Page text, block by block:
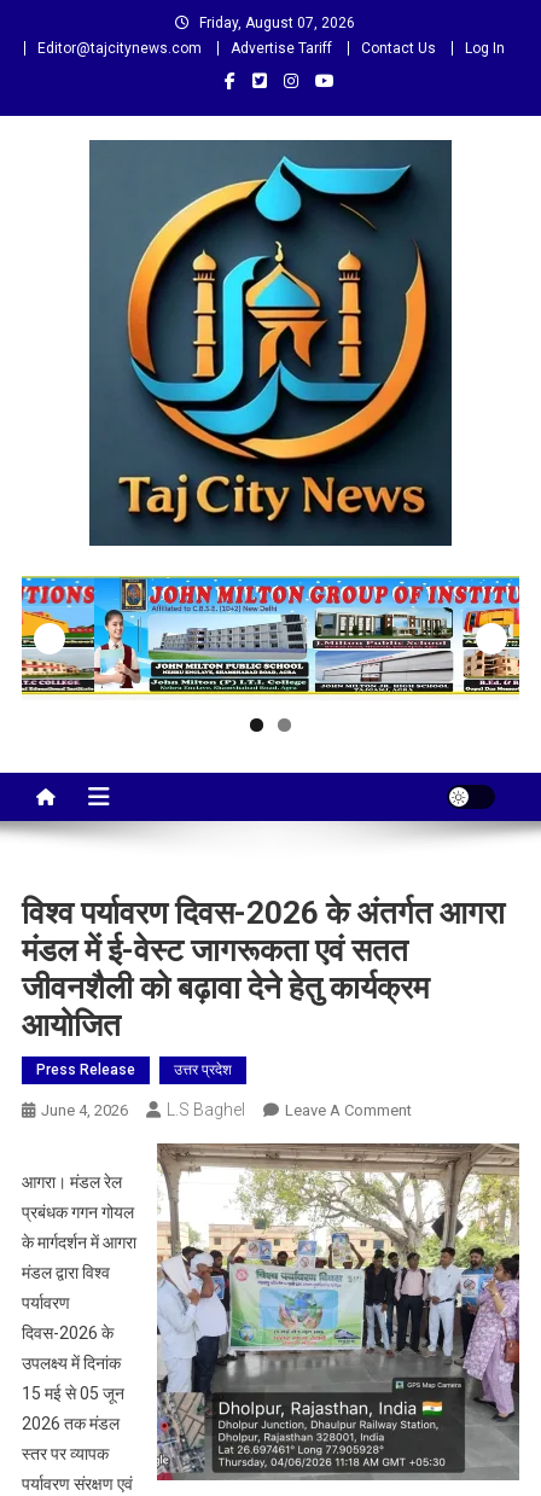
Friday, August 07, 2026
Editor@tajcitynews.com
Advertise Tariff Contact Us Log In
Taj City News
विश्व पर्यावरण दिवस-2026 के अंतर्गत आगरा
मंडल में ई-वेस्ट जागरूकता एवं सतत
जीवनशैली को बढ़ावा देने हेतु कार्यक्रम
आयोजित
Press Release उत्तर प्रदेश
June 4, 2026 L.S Baghel Leave A CommentOn
पर्यावरण
दिवस-2026
के
अंतर्गत
आगरा
मंडल
में
ई-
वेस्ट
जागरूकता
सतत
आगरा। मंडल रेल
प्रबंधक गगन गोयल
के मार्गदर्शन में आगरा
मंडल द्वारा विश्व
पर्यावरण
दिवस-2026 के
उपलक्ष्य में दिनांक
15 मई से 05 जून
2026 तक मंडल
स्तर पर व्यापक
पर्यावरण संरक्षण एवं